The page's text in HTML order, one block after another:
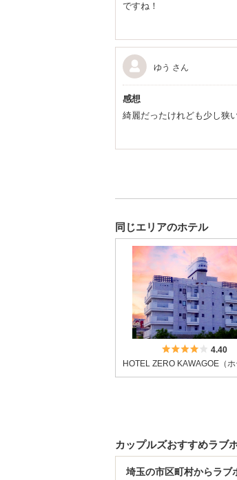
ですね！
ゆう さん
感想
綺麗だったけれども少し狭
同じエリアのホテル
5つ星
4.40
カップルズおすすめラブ
埼玉の市区町村からラブ